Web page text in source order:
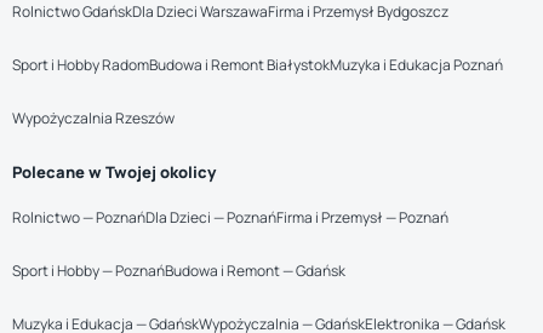
Rolnictwo GdańskDla Dzieci WarszawaFirma i Przemysł Bydgoszcz
Sport i Hobby RadomBudowa i Remont BiałystokMuzyka i Edukacja Poznań
Wypożyczalnia Rzeszów
Polecane w Twojej okolicy
Rolnictwo — PoznańDla Dzieci — PoznańFirma i Przemysł — Poznań
Sport i Hobby — PoznańBudowa i Remont — Gdańsk
Muzyka i Edukacja — GdańskWypożyczalnia — GdańskElektronika — Gdańsk